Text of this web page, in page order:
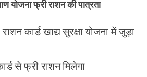
योजना फ्री राशन की पात्रता
कार्ड खाद्य सुरक्षा योजना में जुड़ा
से फ्री राशन मिलेगा